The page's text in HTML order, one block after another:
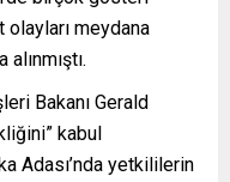
meydana
Bakanı Gerald
kabul
Adası’nda yetkililerin